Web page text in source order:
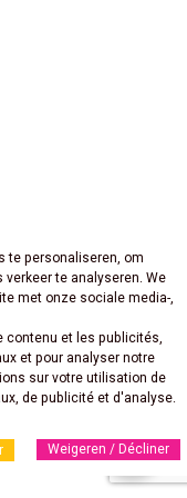
te personaliseren, om
te analyseren. We
met onze sociale media-,
contenu et les publicités,
et pour analyser notre
sur votre utilisation de
de publicité et d'analyse.
Weigeren / Décliner